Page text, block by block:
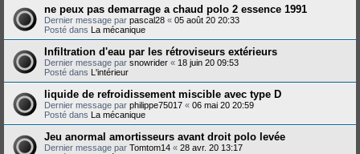
ne peux pas demarrage a chaud polo 2 essence 1991
Dernier message par pascal28 « 05 août 20 20:33
Posté dans La mécanique
Infiltration d'eau par les rétroviseurs extérieurs
Dernier message par snowrider « 18 juin 20 09:53
Posté dans L'intérieur
liquide de refroidissement miscible avec type D
Dernier message par philippe75017 « 06 mai 20 20:59
Posté dans La mécanique
Jeu anormal amortisseurs avant droit polo levée
Dernier message par Tomtom14 « 28 avr. 20 13:17